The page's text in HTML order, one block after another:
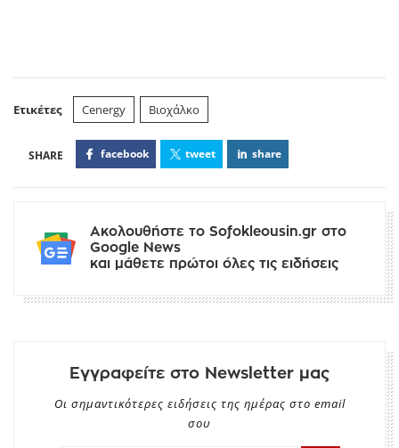
Ετικέτες Cenergy Βιοχάλκο
facebook tweet share
Ακολουθήστε το Sofokleousin.gr στο
Google News
και μάθετε πρώτοι όλες τις ειδήσεις
Εγγραφείτε στο Newsletter μας
Οι σημαντικότερες ειδήσεις της ημέρας στο email
σου